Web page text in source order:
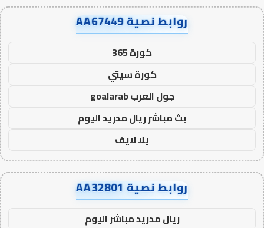
روابط نصية AA67449
كورة 365
كورة سيتي
جول العرب goalarab
بث مباشر ريال مدريد اليوم
يلا لايف
روابط نصية AA32801
ريال مدريد مباشر اليوم